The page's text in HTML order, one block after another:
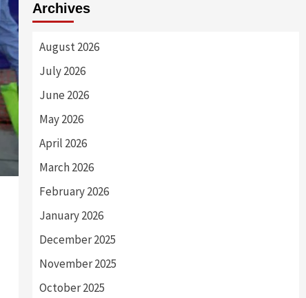
Archives
August 2026
July 2026
June 2026
May 2026
April 2026
March 2026
February 2026
January 2026
December 2025
November 2025
October 2025